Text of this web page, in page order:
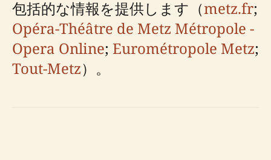
包括的な情報を提供します（metz.fr;
Opéra-Théâtre de Metz Métropole -
Opera Online; Eurométropole Metz;
Tout-Metz）。